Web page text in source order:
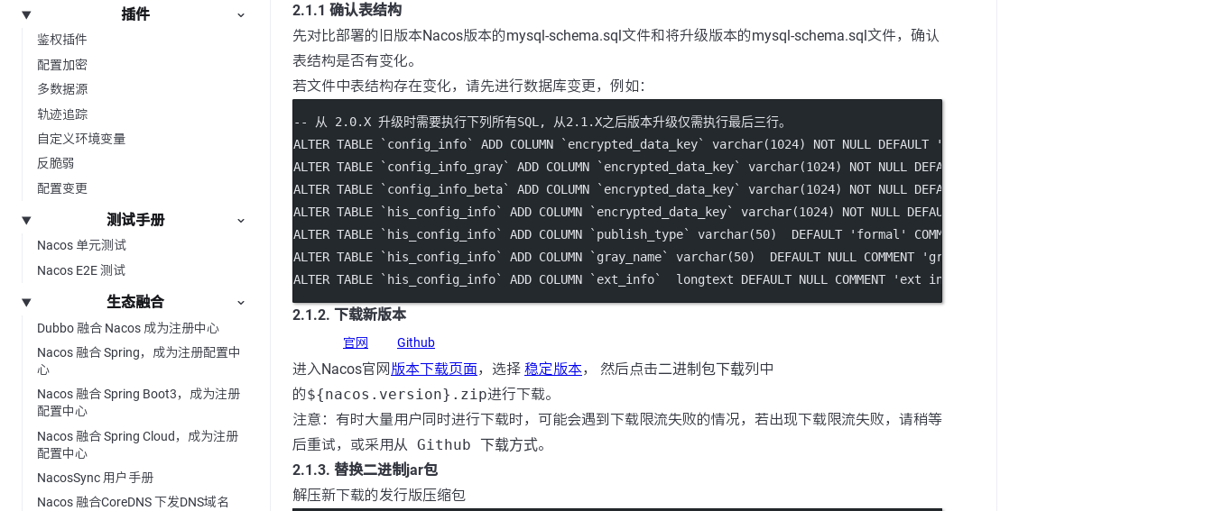
插件
鉴权插件
配置加密
多数据源
轨迹追踪
自定义环境变量
反脆弱
配置变更
测试手册
Nacos 单元测试
Nacos E2E 测试
生态融合
Dubbo 融合 Nacos 成为注册中心
Nacos 融合 Spring，成为注册配置中
心
Nacos 融合 Spring Boot3，成为注册
配置中心
Nacos 融合 Spring Cloud，成为注册
配置中心
NacosSync 用户手册
Nacos 融合CoreDNS 下发DNS域名
2.1.1 确认表结构
先对比部署的旧版本Nacos版本的mysql-schema.sql文件和将升级版本的mysql-schema.sql文件，确认
表结构是否有变化。
若文件中表结构存在变化，请先进行数据库变更，例如：
-- 从 2.0.X 升级时需要执行下列所有SQL, 从2.1.X之后版本升级仅需执行最后三行。
ALTER TABLE `config_info` ADD COLUMN `encrypted_data_key` varchar(1024) NOT NULL DEFAULT ''
ALTER TABLE `config_info_gray` ADD COLUMN `encrypted_data_key` varchar(1024) NOT NULL DEFAULT
ALTER TABLE `config_info_beta` ADD COLUMN `encrypted_data_key` varchar(1024) NOT NULL DEFAULT
ALTER TABLE `his_config_info` ADD COLUMN `encrypted_data_key` varchar(1024) NOT NULL DEFAULT
ALTER TABLE `his_config_info` ADD COLUMN `publish_type` varchar(50) DEFAULT 'formal' COMMENT
ALTER TABLE `his_config_info` ADD COLUMN `gray_name` varchar(50) DEFAULT NULL COMMENT 'gray name'
ALTER TABLE `his_config_info` ADD COLUMN `ext_info`
  longtext
DEFAULT NULL COMMENT 'ext info'
2.1.2. 下载新版本
官网 Github
进入Nacos官网 版本下载页面，选择 稳定版本， 然后点击二进制包下载列中
的${nacos.version}.zip进行下载。
注意：有时大量用户同时进行下载时，可能会遇到下载限流失败的情况，若出现下载限流失败，请稍等
后重试，或采用从 Github 下载方式。
2.1.3. 替换二进制jar包
解压新下载的发行版压缩包